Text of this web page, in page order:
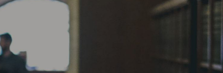
الرئيسيـة
عن الجامعة
القطاعـات